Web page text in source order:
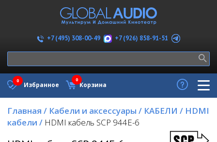
+7 (495) 308-00-49 +7 (926) 858-91-51
Избранное
0
Корзина
0
Главная / Кабели и аксессуары / КАБЕЛИ / HDMI
кабели / HDMI кабель SCP 944E-6